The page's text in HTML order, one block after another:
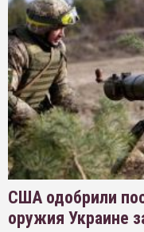
США одобрили
оружия Украине